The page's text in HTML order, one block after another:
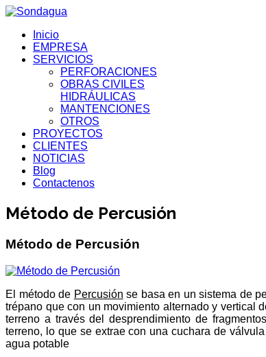
Inicio
EMPRESA
SERVICIOS
PERFORACIONES
OBRAS CIVILES
HIDRÁULICAS
MANTENCIONES
OTROS
PROYECTOS
CLIENTES
NOTICIAS
Blog
Contactenos
Método de Percusión
Método de Percusión
El método de Percusión se basa en un sistema de
trépano que con un movimiento alternado y vertical
terreno a través del desprendimiento de
terreno, lo que se extrae con una cuchara de
agua potable